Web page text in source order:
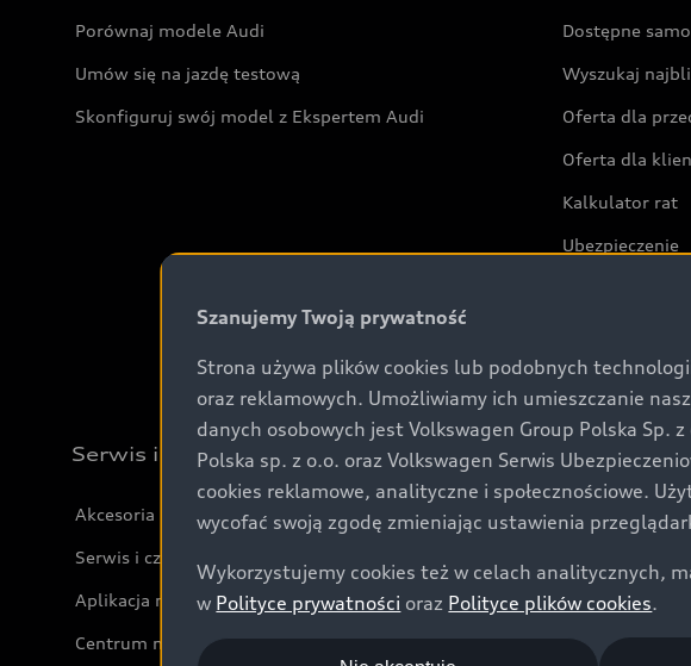
Porównaj modele Audi
Umów się na jazdę testową
Skonfiguruj swój model z Ekspertem Audi
Dostępne
Wyszukaj
Oferta dla
Oferta dla
Kalkulator rat
Ubezpieczenie
Audi exclusive
Serwis i akcesoria
Akcesoria
Serwis i części
Aplikacja myAudi i usługi cyfrowe
Centrum napraw powypadkowych
Świat Audi
Aktualności i
Audi Nuvolari
Audi Sport
Szanujemy Twoją prywatność
Strona używa plików cookies lub podobnych
oraz reklamowych. Umożliwiamy ich umieszczanie
danych osobowych jest Volkswagen Group Polska Sp.
Polska sp. z o.o. oraz Volkswagen Serwis
cookies reklamowe, analityczne i społecznościowe.
wycofać swoją zgodę zmieniając ustawienia
Wykorzystujemy cookies też w celach analitycznych,
w Polityce prywatności oraz Polityce plików cookies.